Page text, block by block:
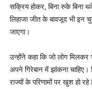
सक्रिय होकर, बिना रुके बिना
लिहाजा जीत के बावजूद भी इन
जाएगा।
उन्होंने कहा कि जो लोग मिलकर
अपने गिरेबान में झांकना चाहिए।
राज्यों के परिणामों पर खुश हो